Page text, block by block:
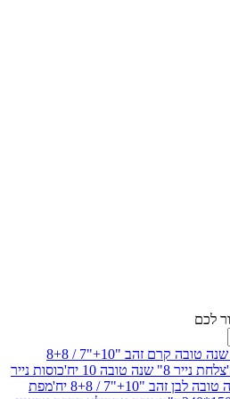
סט צלחות שנה טובה קרם זהב "10+"7 / 8+8
כוסות נייר
יח'
מפת